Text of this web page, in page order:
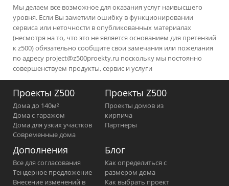
Мы делаем все возможное для оказания услуг наивысшего
уровня. Если Вы заметили ошибку в функционировании
сервиса или неточности в опубликованных материалах
(несмотря на то, что это не является основанием для претензий
к z500) обязательно сообщите свои замечания или пожелания
по адресу project@z500proekty.ru поскольку мы постоянно
совершенствуем продукты, сервис и услуги
Проекты Z500
Дома до 140м²
Дома с гаражом
Дома для узких участков
Современные дома
Проекты Z500
Проекты домов из
кирпича
Партнеры
Дополнения
Все для согласования
Тендерное предложение
Внесение изменений в
Блог
Как определиться с
размером дома
Как выбрать проект